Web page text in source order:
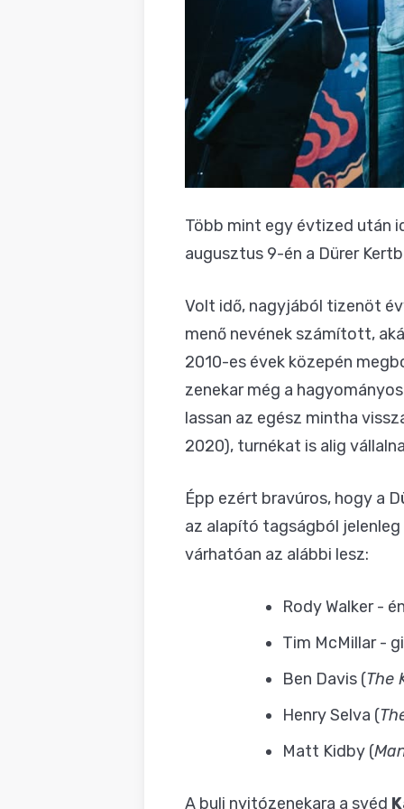
Több mint egy évtized után
augusztus 9-én a Dürer
Volt idő, nagyjából tizenöt
menő nevének számított,
2010-es évek közepén
zenekar még a
lassan az egész mintha
2020), turnékat is alig
Épp ezért bravúros, hogy a
az alapító tagságból
várhatóan az alábbi lesz:
Rody Walker -
Tim McMillar -
Ben Davis (The
Henry Selva (
Matt Kidby (
A buli nyitózenekara a svéd